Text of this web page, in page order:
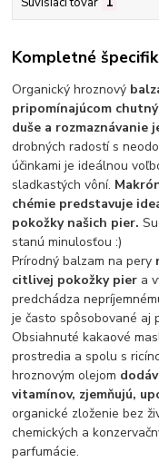
Kompletné
Organický hroznový
pripomínajúcom
duše a rozmaznávanie
drobných radostí s
účinkami je ideálnou
sladkastých vôní.
chémie predstavuje
pokožky našich pier.
stanú minulosťou :)
Prírodný balzam na pery
citlivej pokožky pier a
predchádza
je často spôsobované aj
Obsiahnuté kakaové
prostredia a spolu s
hroznovým olejom
vitamínov, zjemňujú,
organické zloženie bez
chemických a
parfumácie.